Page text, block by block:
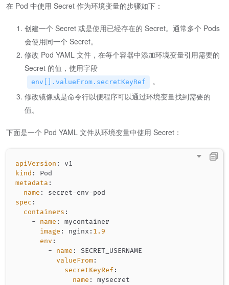
在 Pod 中使用 Secret 作为环境变量的步骤如下：
创建一个 Secret 或是使用已经存在的 Secret。通常多个 Pods
会使用同一个 Secret。
修改 Pod YAML 文件，在每个容器中添加环境变量引用需要的
Secret 的值，使用字段
env[].valueFrom.secretKeyRef
。
修改镜像或是命令行以便程序可以通过环境变量找到需要的
值。
下面是一个 Pod YAML 文件从环境变量中使用 Secret：
apiVersion :
kind :
metadata :
name : secret-env-
spec :
containers :
-
name :
mycontainer
image : nginx : 1.9
env :
-
name :
SECRET_USERNAME
valueFrom:
secretKeyRef:
name :
mysecret